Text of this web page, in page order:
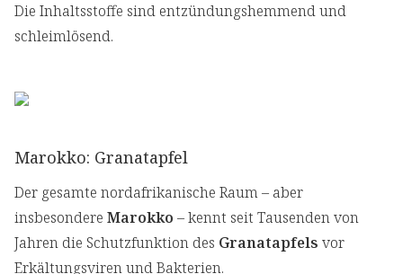
Die Inhaltsstoffe sind entzündungshemmend und
schleimlösend.
Marokko: Granatapfel
Der gesamte nordafrikanische Raum – aber
insbesondere Marokko – kennt seit Tausenden von
Jahren die Schutzfunktion des Granatapfels vor
Erkältungsviren und Bakterien.